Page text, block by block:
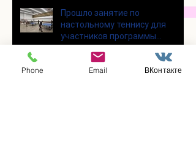
Прошло занятие по
настольному теннису для
участников программы
«Активное долголетие»
Phone Email ВКонтакте